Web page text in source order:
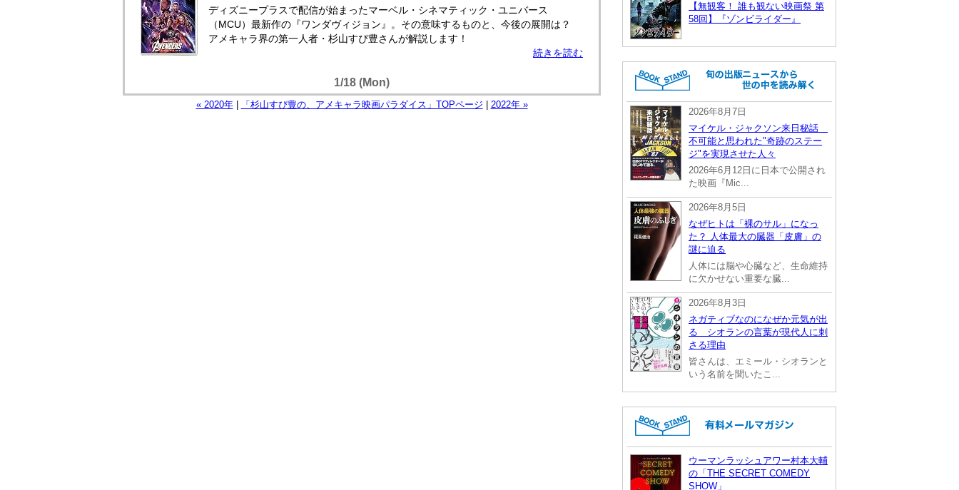
ディズニープラスで配信が始まったマーベル・シネマティック・ユニバース
（MCU）最新作の『ワンダヴィジョン』。その意味するものと、今後の展開は？
アメキャラ界の第一人者・杉山すぴ豊さんが解説します！
続きを読む
1/18 (Mon)
« 2020年| 「杉山すぴ豊の、アメキャラ映画パラダイス」TOPページ 2022年 »
【無観客！ 誰も観ない映画祭 第
58回】『ゾンビライダー』
2026年8月7日
マイケル・ジャクソン来日秘話
不可能と思われた"奇跡のステー
ジ"を実現させた人々
2026年6月12日に日本で公開され
た映画『Mic...
2026年8月5日
なぜヒトは「裸のサル」になっ
た？ 人体最大の臓器「皮膚」の
謎に迫る
人体には脳や心臓など、生命維持
に欠かせない重要な臓...
2026年8月3日
ネガティブなのになぜか元気が出
る シオランの言葉が現代人に刺
さる理由
皆さんは、エミール・シオランと
いう名前を聞いたこ...
ウーマンラッシュアワー村本大輔
の「THE SECRET COMEDY
SHOW」